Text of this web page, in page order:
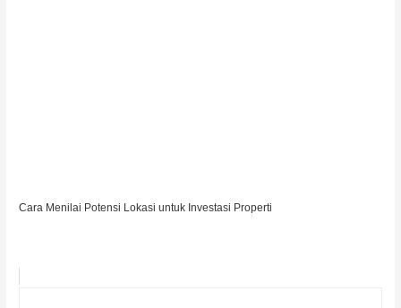
Cara Menilai Potensi Lokasi untuk Investasi Properti